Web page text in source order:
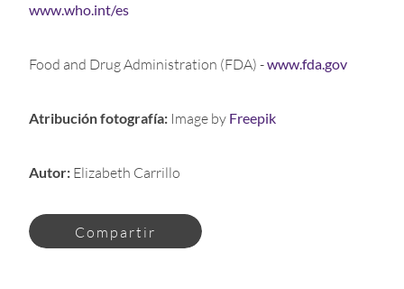
www.who.int/es
Food and Drug Administration (FDA) -www.fda.gov
Atribución fotografía: Image by Freepik
Autor: Elizabeth Carrillo
Compartir